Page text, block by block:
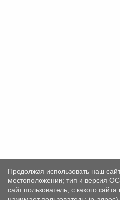
Продолжая использовать наш
местоположении; тип и версия
сайт пользователь; с какого